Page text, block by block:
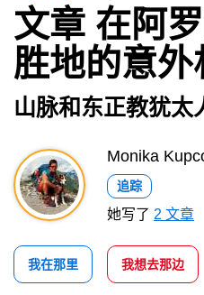
文章 在阿
胜地的意外
山脉和东正教犹太
Monika
追踪
她写了 2 文章
我在那里 我想去那边